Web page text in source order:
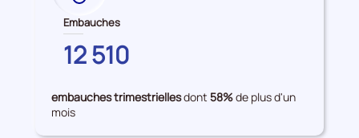
de
données
sur
les
Embauches
HAUTE-
CORSE
12 510
embauches trimestriellesdont 58%de plus d'un
mois